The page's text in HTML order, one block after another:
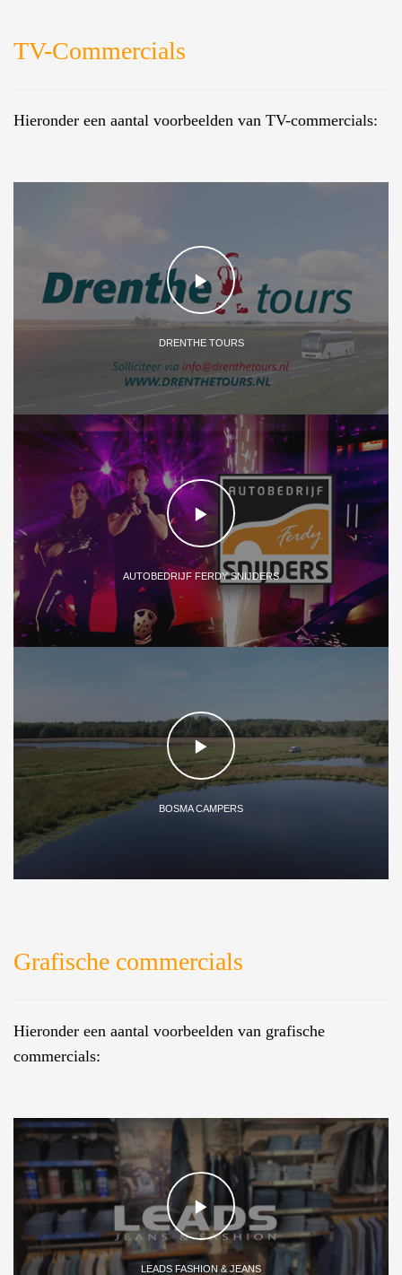
TV-Commercials
Hieronder een aantal voorbeelden van TV-commercials:
DRENTHE TOURS
AUTOBEDRIJF FERDY SNIJDERS
BOSMA CAMPERS
Grafische commercials
Hieronder een aantal voorbeelden van grafische
commercials:
LEADS FASHION & JEANS